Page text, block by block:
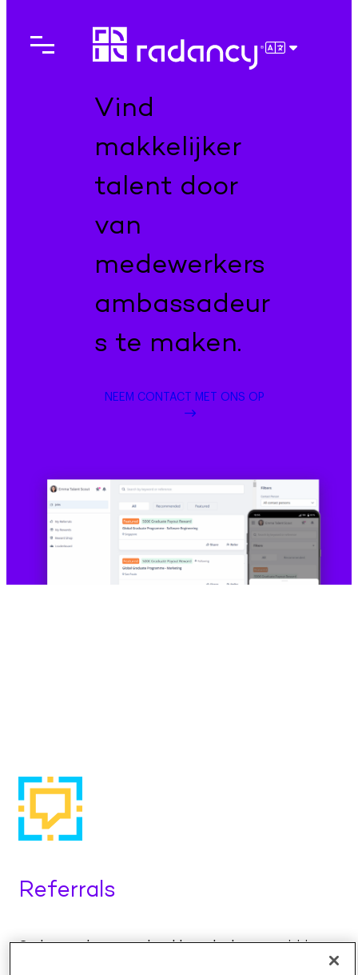
Vind
makkelijker
talent door
van
medewerkers
ambassadeur
s te maken.
NEEM CONTACT MET ONS OP
Referrals
Gedreven door ons cloud-based talent acquisition